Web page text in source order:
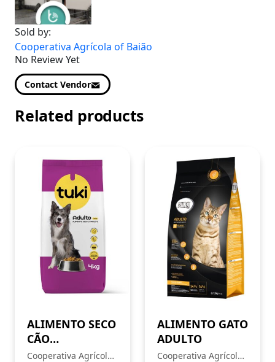
Sold by:
Cooperativa Agrícola of Baião
No Review Yet
Contact Vendor
Related products
ALIMENTO SECO
CÃO
MANUTENÇÃO
Cooperativa Agrícola
ALIMENTO GATO
ADULTO
Cooperativa Agrícola